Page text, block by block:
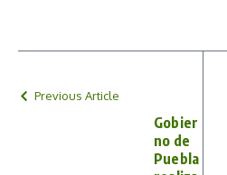
Previous Article
Gobier
no de
Puebla